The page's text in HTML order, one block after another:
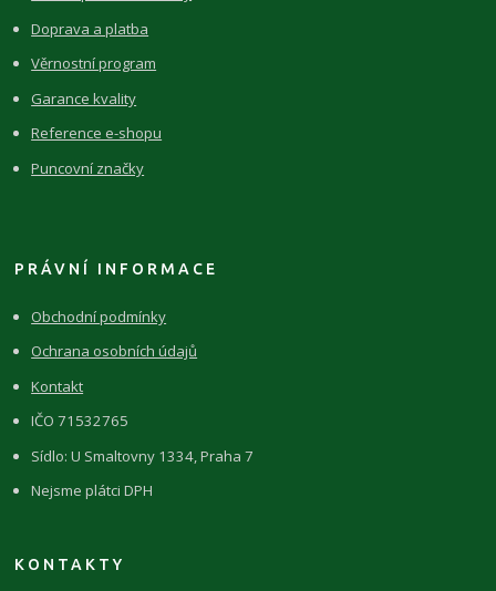
Doprava a platba
Věrnostní program
Garance kvality
Reference e-shopu
Puncovní značky
PRÁVNÍ INFORMACE
Obchodní podmínky
Ochrana osobních údajů
Kontakt
IČO 71532765
Sídlo: U Smaltovny 1334, Praha 7
Nejsme plátci DPH
KONTAKTY